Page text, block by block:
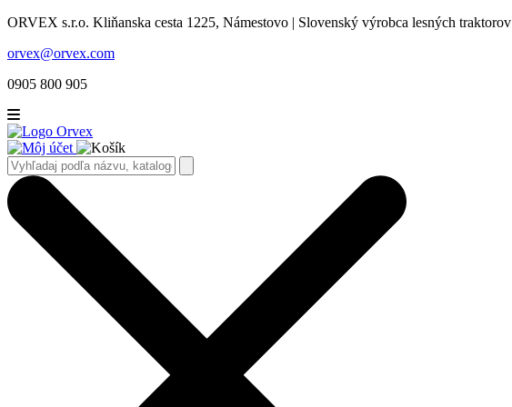
ORVEX s.r.o. Kliňanska cesta 1225, Námestovo | Slovenský výrobca lesných traktorov
orvex@orvex.com
0905 800 905